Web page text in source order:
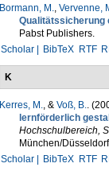
Bormann, M., Vervenne,
Qualitätssicherung
Pabst Publishers.
Scholar |
BibTeX RTF
K
Kerres, M., & Voß, B..
lernförderlich
Hochschulbereich,
München/
Scholar |
BibTeX RTF